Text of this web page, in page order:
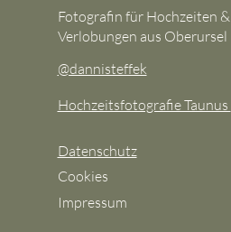
Fotografin für Hochzeiten &
Verlobungen aus Oberursel
@dannisteffek
Hochzeitsfotografie Taunus
Datenschutz
Cookies
Impressum